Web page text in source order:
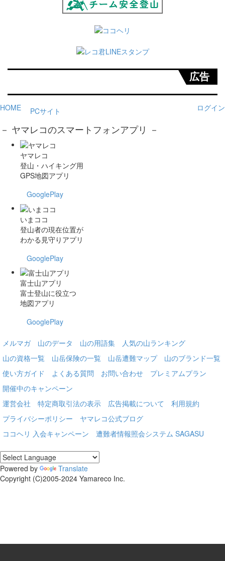
広告
HOME ログイン
PCサイト
－ ヤマレコのスマートフォンアプリ －
ヤマレコ
登山・ハイキング用
GPS地図アプリ
GooglePlay
いまココ
登山者の現在位置が
わかる見守りアプリ
GooglePlay
富士山アプリ
富士登山に役立つ
地図アプリ
GooglePlay
メルマガ 山のデータ 山の用語集
人気の山ランキング
山の資格一覧
山岳保険の一覧 山岳遭難マップ
山のブランド一覧
使い方ガイド
よくある質問 お問い合わせ
プレミアムプラン
開催中のキャンペーン
運営会社
特定商取引法の表示 広告掲載について
利用規約
プライバシーポリシー
ヤマレコ公式ブログ
ココヘリ 入会キャンペーン
遭難者情報照会システム SAGASU
Powered by
Translate
Copyright (C)2005-2024 Yamareco Inc.